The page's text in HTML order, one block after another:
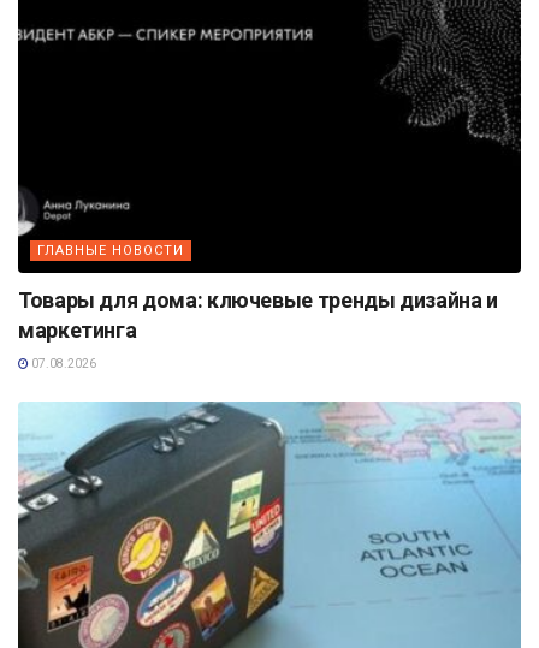
ГЛАВНЫЕ НОВОСТИ
Товары для дома: ключевые тренды дизайна и
маркетинга
07.08.2026